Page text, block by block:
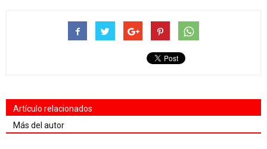
Artículo relacionados
Más del autor